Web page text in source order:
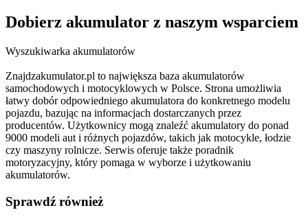
Dobierz akumulator z naszym wsparciem
Wyszukiwarka akumulatorów
Znajdzakumulator.pl to największa baza akumulatorów
samochodowych i motocyklowych w Polsce. Strona umożliwia
łatwy dobór odpowiedniego akumulatora do konkretnego modelu
pojazdu, bazując na informacjach dostarczanych przez
producentów. Użytkownicy mogą znaleźć akumulatory do ponad
9000 modeli aut i różnych pojazdów, takich jak motocykle, łodzie
czy maszyny rolnicze. Serwis oferuje także poradnik
motoryzacyjny, który pomaga w wyborze i użytkowaniu
akumulatorów.
Sprawdź również